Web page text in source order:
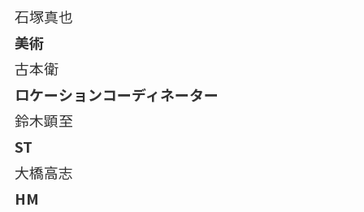
石塚真也
美術
古本衛
ロケーションコーディネーター
鈴木顕至
ST
大橋高志
HM